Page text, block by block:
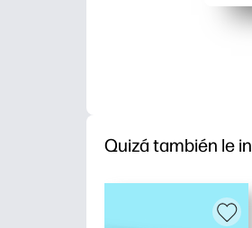
Quizá también le